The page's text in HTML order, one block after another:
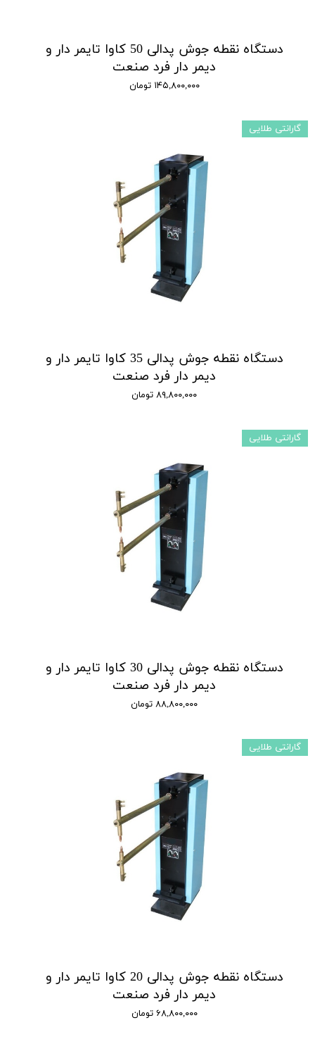
دستگاه نقطه جوش پدالی 50 کاوا تایمر دار و
دیمر دار فرد صنعت
۱۴۵,۸۰۰,۰۰۰ تومان
دستگاه نقطه جوش پدالی 35 کاوا تایمر دار و
دیمر دار فرد صنعت
۸۹,۸۰۰,۰۰۰ تومان
گارانتی طلایی
دستگاه نقطه جوش پدالی 30 کاوا تایمر دار و
دیمر دار فرد صنعت
۸۸,۸۰۰,۰۰۰ تومان
گارانتی طلایی
دستگاه نقطه جوش پدالی 20 کاوا تایمر دار و
دیمر دار فرد صنعت
۶۸,۸۰۰,۰۰۰ تومان
گارانتی طلایی